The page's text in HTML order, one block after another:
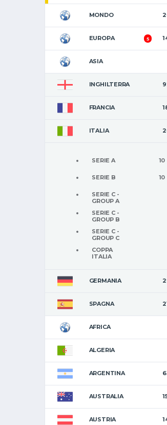
MONDO
EUROPA 5
ASIA
INGHILTERRA
FRANCIA
ITALIA
SERIE A 10
SERIE B 10
SERIE C -
GROUP A
SERIE C -
GROUP B
SERIE C -
GROUP C
COPPA
ITALIA
GERMANIA
SPAGNA
AFRICA
ALGERIA
ARGENTINA
AUSTRALIA
AUSTRIA